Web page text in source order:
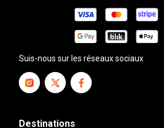
Suis-nous sur les réseaux sociaux
Destinations